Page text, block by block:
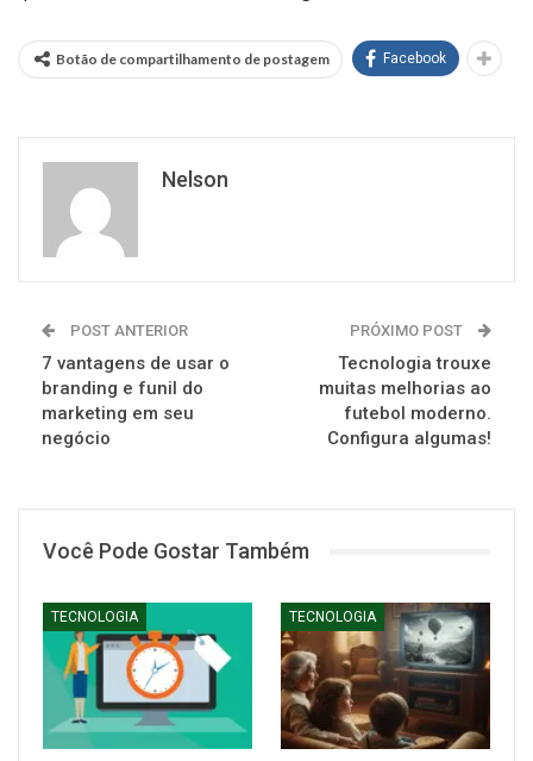
Botão de compartilhamento de postagem Facebook
Nelson
POST ANTERIOR
7 vantagens de usar o
branding e funil do
marketing em seu
negócio
PRÓXIMO POST
Tecnologia trouxe
muitas melhorias ao
futebol moderno.
Configura algumas!
Você Pode Gostar Também
TECNOLOGIA TECNOLOGIA